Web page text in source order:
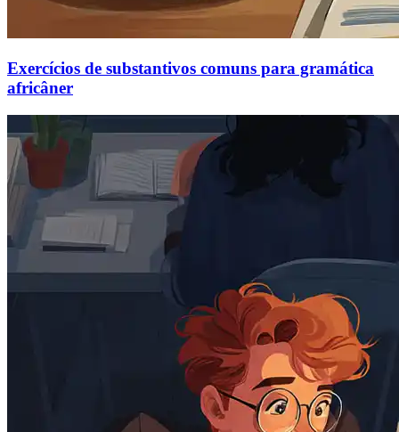
Exercícios de substantivos comuns para gramática
africâner